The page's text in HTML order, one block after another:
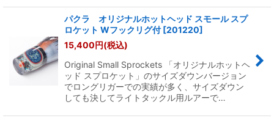
パクラ オリジナルホットヘッド スモール スプ
ロケット Wフックリグ付 [201220]
15,400円(税込)
Original Small Sprockets 「オリジナルホットヘ
ッド スプロケット」のサイズダウンバージョン
でロングリガーでの実績が多く、サイズダウン
しても決してライトタックル用ルアーで…